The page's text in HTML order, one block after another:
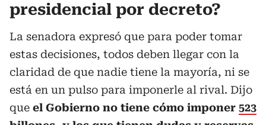
presidencial por decreto?
La senadora expresó que para poder tomar
estas decisiones, todos deben llegar con la
claridad de que nadie tiene la mayoría, ni se
está en un pulso para imponerle al rival. Dijo
que el Gobierno no tiene cómo imponer 523